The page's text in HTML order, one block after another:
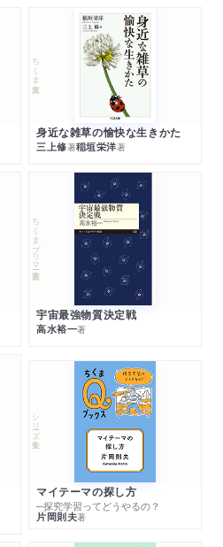
ちくま文庫
身近な雑草の愉快な生きかた
三上修著稲垣栄洋著
ちくまプリマー新書
宇宙最強物質決定戦
高水裕一著
シリーズ・全集
マイテーマの探し方
─探究学習ってどうやるの？
片岡則夫著